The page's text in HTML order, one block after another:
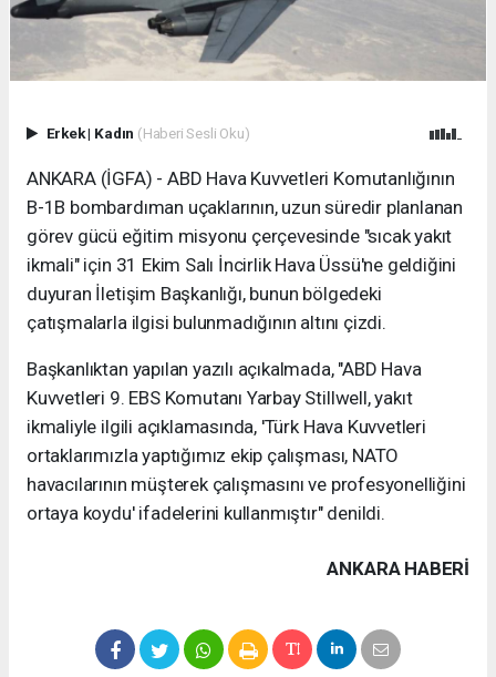
Erkek| Kadın (Haberi Sesli Oku)
ANKARA (İGFA) - ABD Hava Kuvvetleri Komutanlığının
B-1B bombardıman uçaklarının, uzun süredir planlanan
görev gücü eğitim misyonu çerçevesinde "sıcak yakıt
ikmali" için 31 Ekim Salı İncirlik Hava Üssü'ne geldiğini
duyuran İletişim Başkanlığı, bunun bölgedeki
çatışmalarla ilgisi bulunmadığının altını çizdi.
Başkanlıktan yapılan yazılı açıkalmada, "ABD Hava
Kuvvetleri 9. EBS Komutanı Yarbay Stillwell, yakıt
ikmaliyle ilgili açıklamasında, 'Türk Hava Kuvvetleri
ortaklarımızla yaptığımız ekip çalışması, NATO
havacılarının müşterek çalışmasını ve profesyonelliğini
ortaya koydu' ifadelerini kullanmıştır" denildi.
ANKARA HABERİ